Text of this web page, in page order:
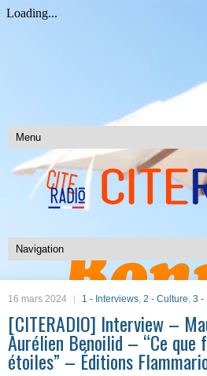
16 mars 2024 1 - Interviews, 2 - Culture, 3 -
[CITERADIO] Interview –
Aurélien Benoilid – “Ce
étoiles” – Éditions